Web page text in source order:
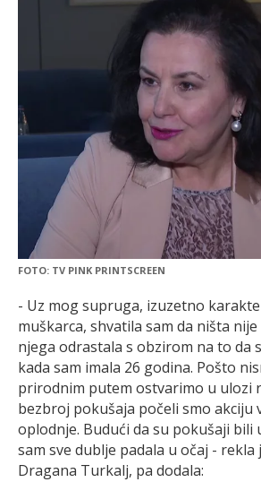
FOTO: TV PINK PRINTSCREEN
- Uz mog supruga, izuzetno
muškarca, shvatila sam da ništa nije
njega odrastala s obzirom na to da
kada sam imala 26 godina. Pošto
prirodnim putem ostvarimo u ulozi
bezbroj pokušaja počeli smo akciju
oplodnje. Budući da su pokušaji bili
sam sve dublje padala u očaj - rekla
Dragana Turkalj, pa dodala: